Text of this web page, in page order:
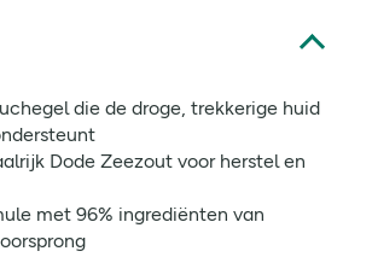
die de droge, trekkerige huid
Dode Zeezout voor herstel en
met 96% ingrediënten van